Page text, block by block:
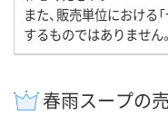
また、販売単位における
するものではありません
春雨スープの